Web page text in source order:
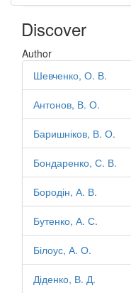
Discover
Author
Шевченко, О. В.
Антонов, В. О.
Баришніков, В. О.
Бондаренко, С. В.
Бородін, А. В.
Бутенко, А. С.
Білоус, А. О.
Діденко, В. Д.